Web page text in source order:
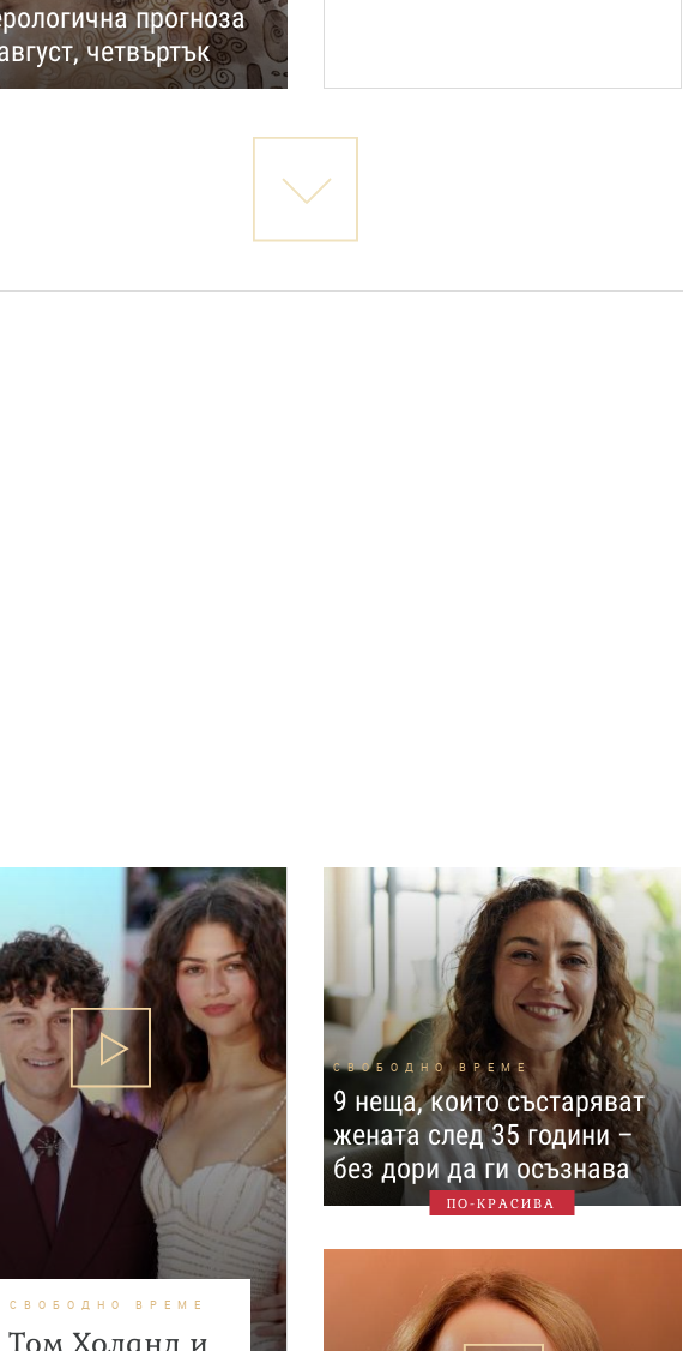
прогноза
четвъртък
СВОБОДНО ВРЕМЕ
Том Холанд и
СВОБОДНО ВРЕМЕ
9 неща, които състаряват
жената след 35 години –
без дори да ги осъзнава
ПО-КРАСИВА